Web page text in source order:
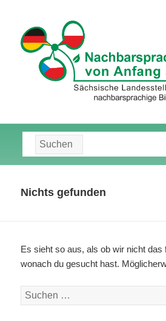
Suche
nach:
Nichts gefunden
Es sieht so aus, als ob wir nicht das
wonach du gesucht hast.
Suche
nach: